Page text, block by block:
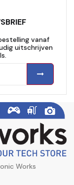
vanaf
uitschrijven
Works